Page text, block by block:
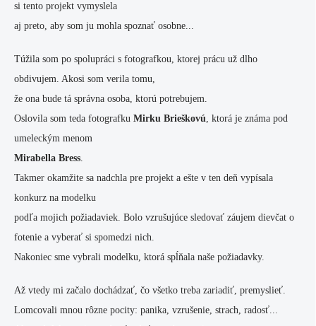
si tento projekt vymyslela
aj preto, aby som ju mohla spoznať osobne...
Túžila som po spolupráci s fotografkou, ktorej prácu už dlho
obdivujem. Akosi som verila tomu,
že ona bude tá správna osoba, ktorú potrebujem.
Oslovila som teda fotografku Mirku Brieškovú, ktorá je známa pod
umeleckým menom
Mirabella Bress.
Takmer okamžite sa nadchla pre projekt a ešte v ten deň vypísala
konkurz na modelku
podľa mojich požiadaviek. Bolo vzrušujúce sledovať záujem dievčat o
fotenie a vyberať si spomedzi nich.
Nakoniec sme vybrali modelku, ktorá spĺňala naše požiadavky.
Až vtedy mi začalo dochádzať, čo všetko treba zariadiť, premyslieť.
Lomcovali mnou rôzne pocity: panika, vzrušenie, strach, radosť...